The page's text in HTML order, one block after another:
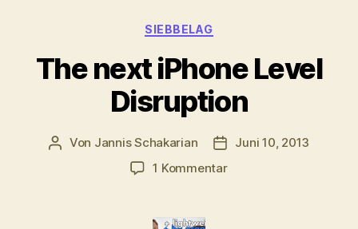
Kategorien
SIEBBELAG
The next iPhone Level
Disruption
Beitragsautor
Von Jannis Schakarian
Juni 10, 2013
1 Kommentarzu